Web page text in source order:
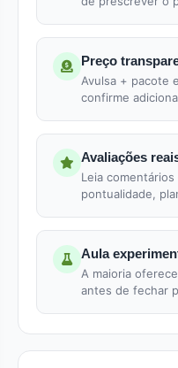
Preço
Avulsa + pacote
confirme
Avaliações
Leia
pontualidade,
Aula
A maioria
antes de fechar